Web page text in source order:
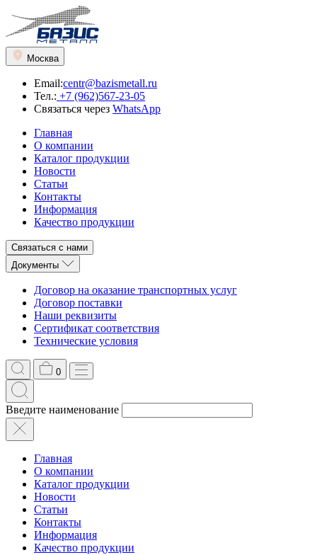
Москва
Email:centr@bazismetall.ru
Тел.: +7 (962)567-23-05
Связаться через WhatsApp
Главная
О компании
Каталог продукции
Новости
Статьи
Контакты
Информация
Качество продукции
Связаться с нами
Документы
Договор на оказание транспортных услуг
Договор поставки
Наши реквизиты
Сертификат соответствия
Технические условия
0
Введите наименование
Главная
О компании
Каталог продукции
Новости
Статьи
Контакты
Информация
Качество продукции